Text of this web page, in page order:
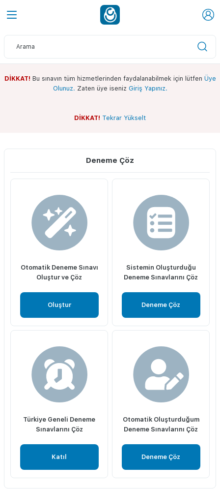
DİKKAT! Bu sınavın tüm hizmetlerinden faydalanabilmek için lütfen Üye
Olunuz. Zaten üye iseniz Giriş Yapınız.
DİKKAT! Tekrar Yükselt
Sınav Ekranı
Whatsapp Kanalımız
Deneme Çöz
Otomatik Deneme Sınavı
Oluştur ve Çöz
Oluştur
Sistemin Oluşturduğu
Deneme Sınavlarını Çöz
Deneme Çöz
Türkiye Geneli Deneme
Sınavlarını Çöz
Katıl
Otomatik Oluşturduğum
Deneme Sınavlarını Çöz
Deneme Çöz